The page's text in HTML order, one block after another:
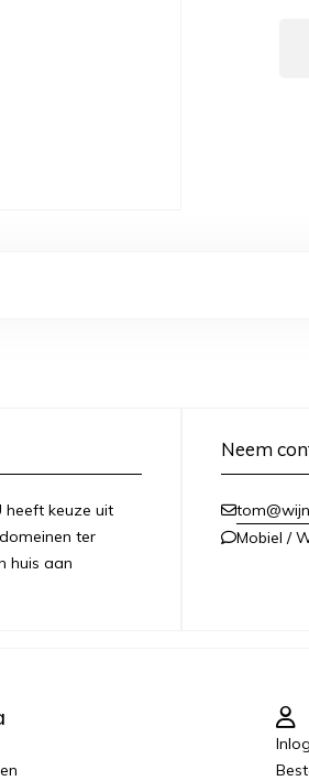
heeft keuze uit
ter
huis aan
Neem
Mobiel /